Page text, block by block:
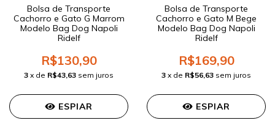
Bolsa de Transporte
Cachorro e Gato G Marrom
Modelo Bag Dog Napoli
Ridelf
R$130,90
3 x de R$43,63 sem juros
ESPIAR
Bolsa de Transporte
Cachorro e Gato M Bege
Modelo Bag Dog Napoli
Ridelf
R$169,90
3 x de R$56,63 sem juros
ESPIAR